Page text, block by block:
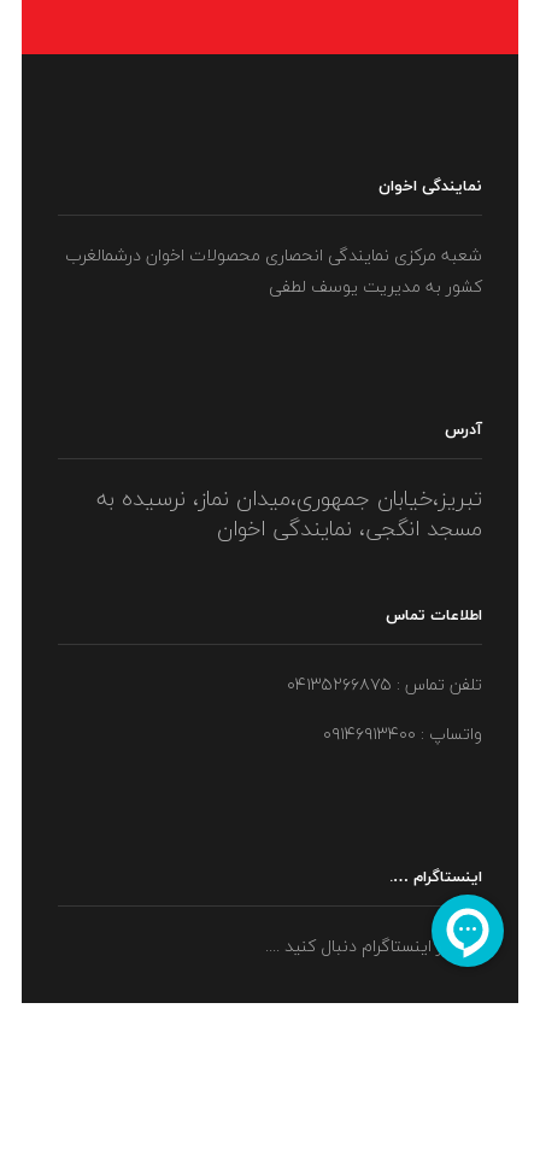
نمایندگی اخوان
شعبه مرکزی نمایندگی انحصاری محصولات اخوان درشمالغرب
کشور به مدیریت یوسف لطفی
آدرس
تبریز،خیابان جمهوری،میدان نماز، نرسیده به
مسجد انگجی، نمایندگی اخوان
اطلاعات تماس
تلفن تماس : ۰۴۱۳۵۲۶۶۸۷۵
واتساپ : ۰۹۱۴۶۹۱۳۴۰۰
اینستاگرام ….
ما را در اینستاگرام دنبال کنید ....